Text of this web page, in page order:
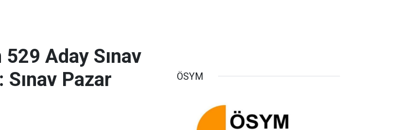
Aday Sınav
Sınav Pazar
ÖSYM